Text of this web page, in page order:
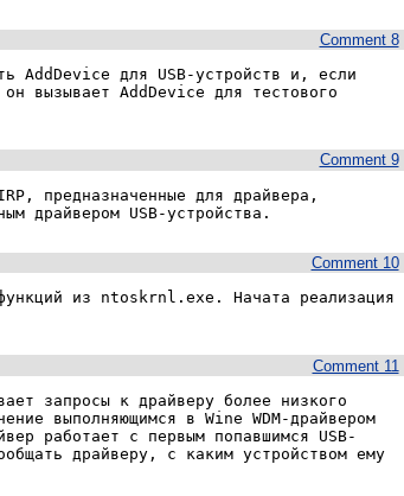
Comment 8
AddDevice для USB-устройств и, если
вызывает AddDevice для тестового
Comment 9
предназначенные для драйвера,
драйвером USB-устройства.
Comment 10
из ntoskrnl.exe. Начата реализация
Comment 11
запросы к драйверу более низкого
выполняющимся в Wine WDM-драйвером
работает с первым попавшимся USB-
драйверу, с каким устройством ему